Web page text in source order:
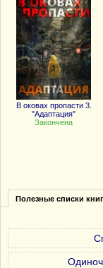
В оковах пропасти 3.
"Адаптация"
Закончена
Полезные списки книг